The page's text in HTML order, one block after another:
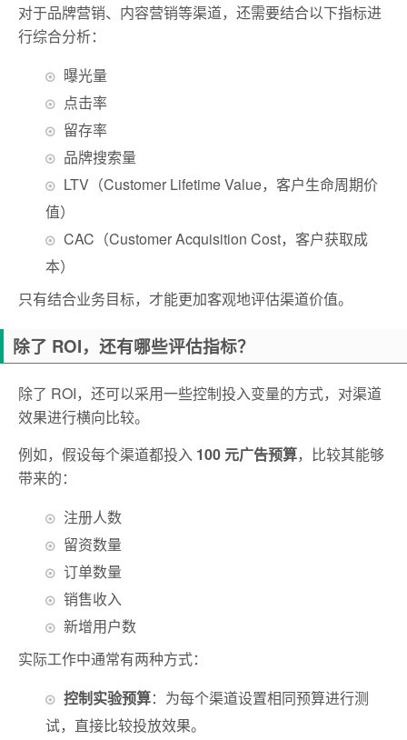
对于品牌营销、内容营销等渠道，还需要结合以下指标进
行综合分析：
曝光量
点击率
留存率
品牌搜索量
LTV（Customer Lifetime Value，客户生命周期价
值）
CAC（Customer Acquisition Cost，客户获取成
本）
只有结合业务目标，才能更加客观地评估渠道价值。
除了 ROI，还有哪些评估指标？
除了 ROI，还可以采用一些控制投入变量的方式，对渠道
效果进行横向比较。
例如，假设每个渠道都投入 100 元广告预算，比较其能够
带来的：
注册人数
留资数量
订单数量
销售收入
新增用户数
实际工作中通常有两种方式：
控制实验预算：为每个渠道设置相同预算进行测
试，直接比较投放效果。